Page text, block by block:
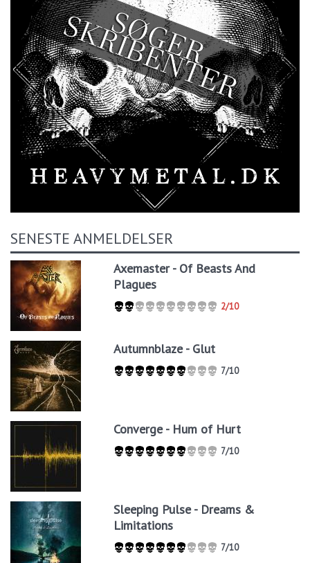
SENESTE ANMELDELSER
Axemaster - Of Beasts And
Plagues
2/10
Autumnblaze - Glut
7/10
Converge - Hum of Hurt
7/10
Sleeping Pulse - Dreams &
Limitations
7/10